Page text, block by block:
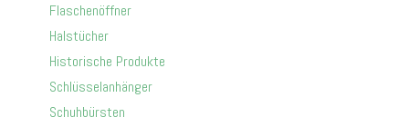
Flaschenöffner
Halstücher
Historische Produkte
Schlüsselanhänger
Schuhbürsten